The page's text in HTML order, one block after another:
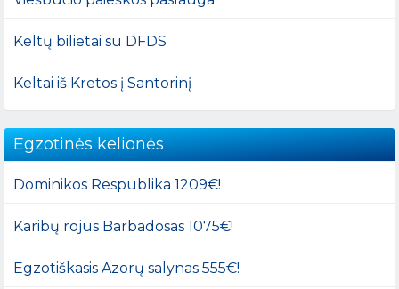
Keltų bilietai su DFDS
Keltai iš Kretos į Santorinį
Egzotinės kelionės
Dominikos Respublika 1209€!
Karibų rojus Barbadosas 1075€!
Egzotiškasis Azorų salynas 555€!